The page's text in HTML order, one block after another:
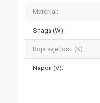
Materijal:
Snaga (W):
Boja svjetlosti (K):
Napon (V):